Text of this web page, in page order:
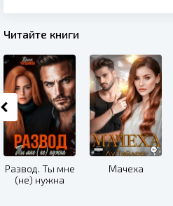
Читайте книги
Развод. Ты мне
(не) нужна
Мачеха